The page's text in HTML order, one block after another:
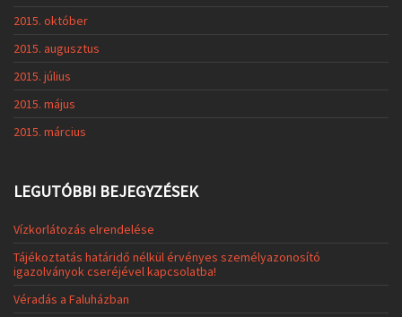
2015. október
2015. augusztus
2015. július
2015. május
2015. március
LEGUTÓBBI BEJEGYZÉSEK
Vízkorlátozás elrendelése
Tájékoztatás határidő nélkül érvényes személyazonosító
igazolványok cseréjével kapcsolatba!
Véradás a Faluházban